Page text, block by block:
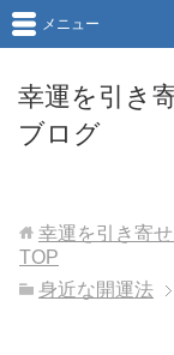
幸運を引き
ブログ
メニュー
幸運を引き寄
TOP
身近な開運法